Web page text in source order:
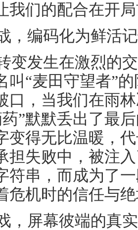
我们的配合在开
，编码化为鲜活
变发生在激烈的
叫“麦田守望者”
口，当我们在雨
”默默丢出了最
变得无比温暖，
担失败中，被注
符串，而成为了
危机时的信任与
，屏幕彼端的真